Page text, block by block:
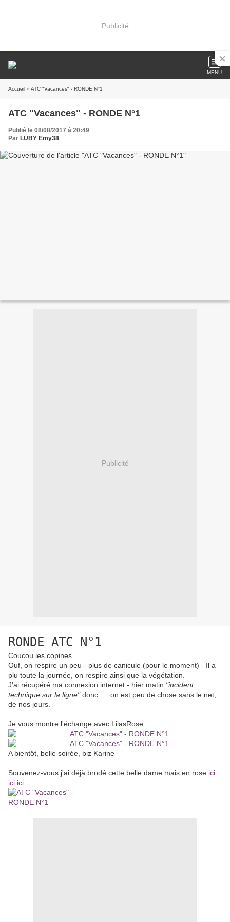
Publicité
MENU
Accueil » ATC "Vacances" - RONDE N°1
ATC "Vacances" - RONDE N°1
Publié le 08/08/2017 à 20:49
Par LUBY Emy38
Publicité
RONDE ATC N°1
Coucou les copines
Ouf, on respire un peu - plus de canicule (pour le moment) - Il a
plu toute la journée, on respire ainsi que la végétation.
J'ai récupéré ma connexion internet - hier matin "incident
technique sur la ligne"donc .... on est peu de chose sans le net,
de nos jours.
Je vous montre l'échange avec LilasRose
A bientôt, belle soirée, biz Karine
Souvenez-vous j'ai déjà brodé cette belle dame mais en rose ici
ici ici